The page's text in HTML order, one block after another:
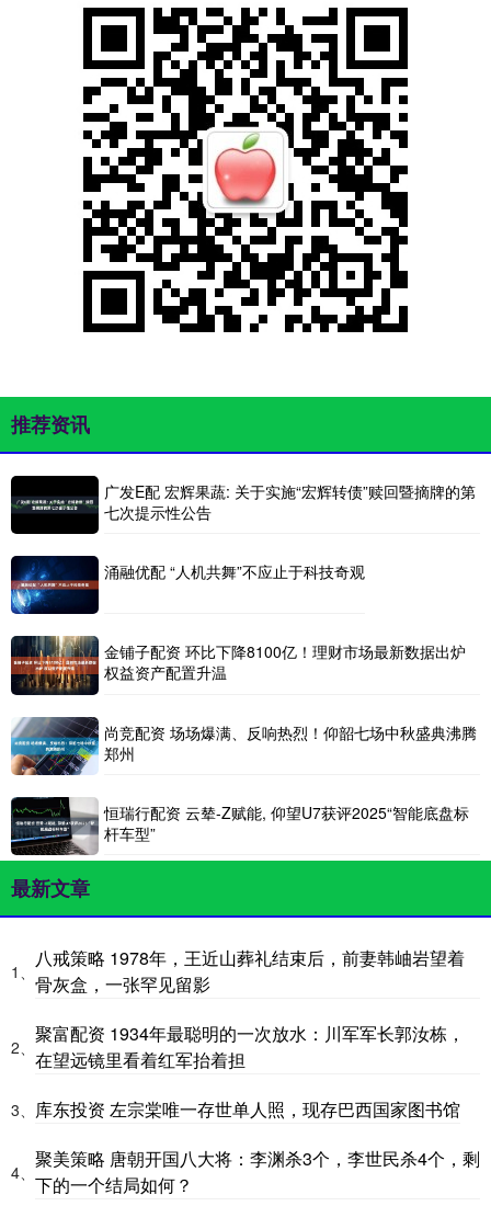
推荐资讯
广发E配 宏辉果蔬: 关于实施“宏辉转债”赎回暨摘牌的第
七次提示性公告
涌融优配 “人机共舞”不应止于科技奇观
金铺子配资 环比下降8100亿！理财市场最新数据出炉
权益资产配置升温
尚竞配资 场场爆满、反响热烈！仰韶七场中秋盛典沸腾
郑州
恒瑞行配资 云辇-Z赋能, 仰望U7获评2025“智能底盘标
杆车型”
最新文章
1、
八戒策略 1978年，王近山葬礼结束后，前妻韩岫岩望着
骨灰盒，一张罕见留影
2、
聚富配资 1934年最聪明的一次放水：川军军长郭汝栋，
在望远镜里看着红军抬着担
3、 库东投资 左宗棠唯一存世单人照，现存巴西国家图书馆
4、
聚美策略 唐朝开国八大将：李渊杀3个，李世民杀4个，剩
下的一个结局如何？